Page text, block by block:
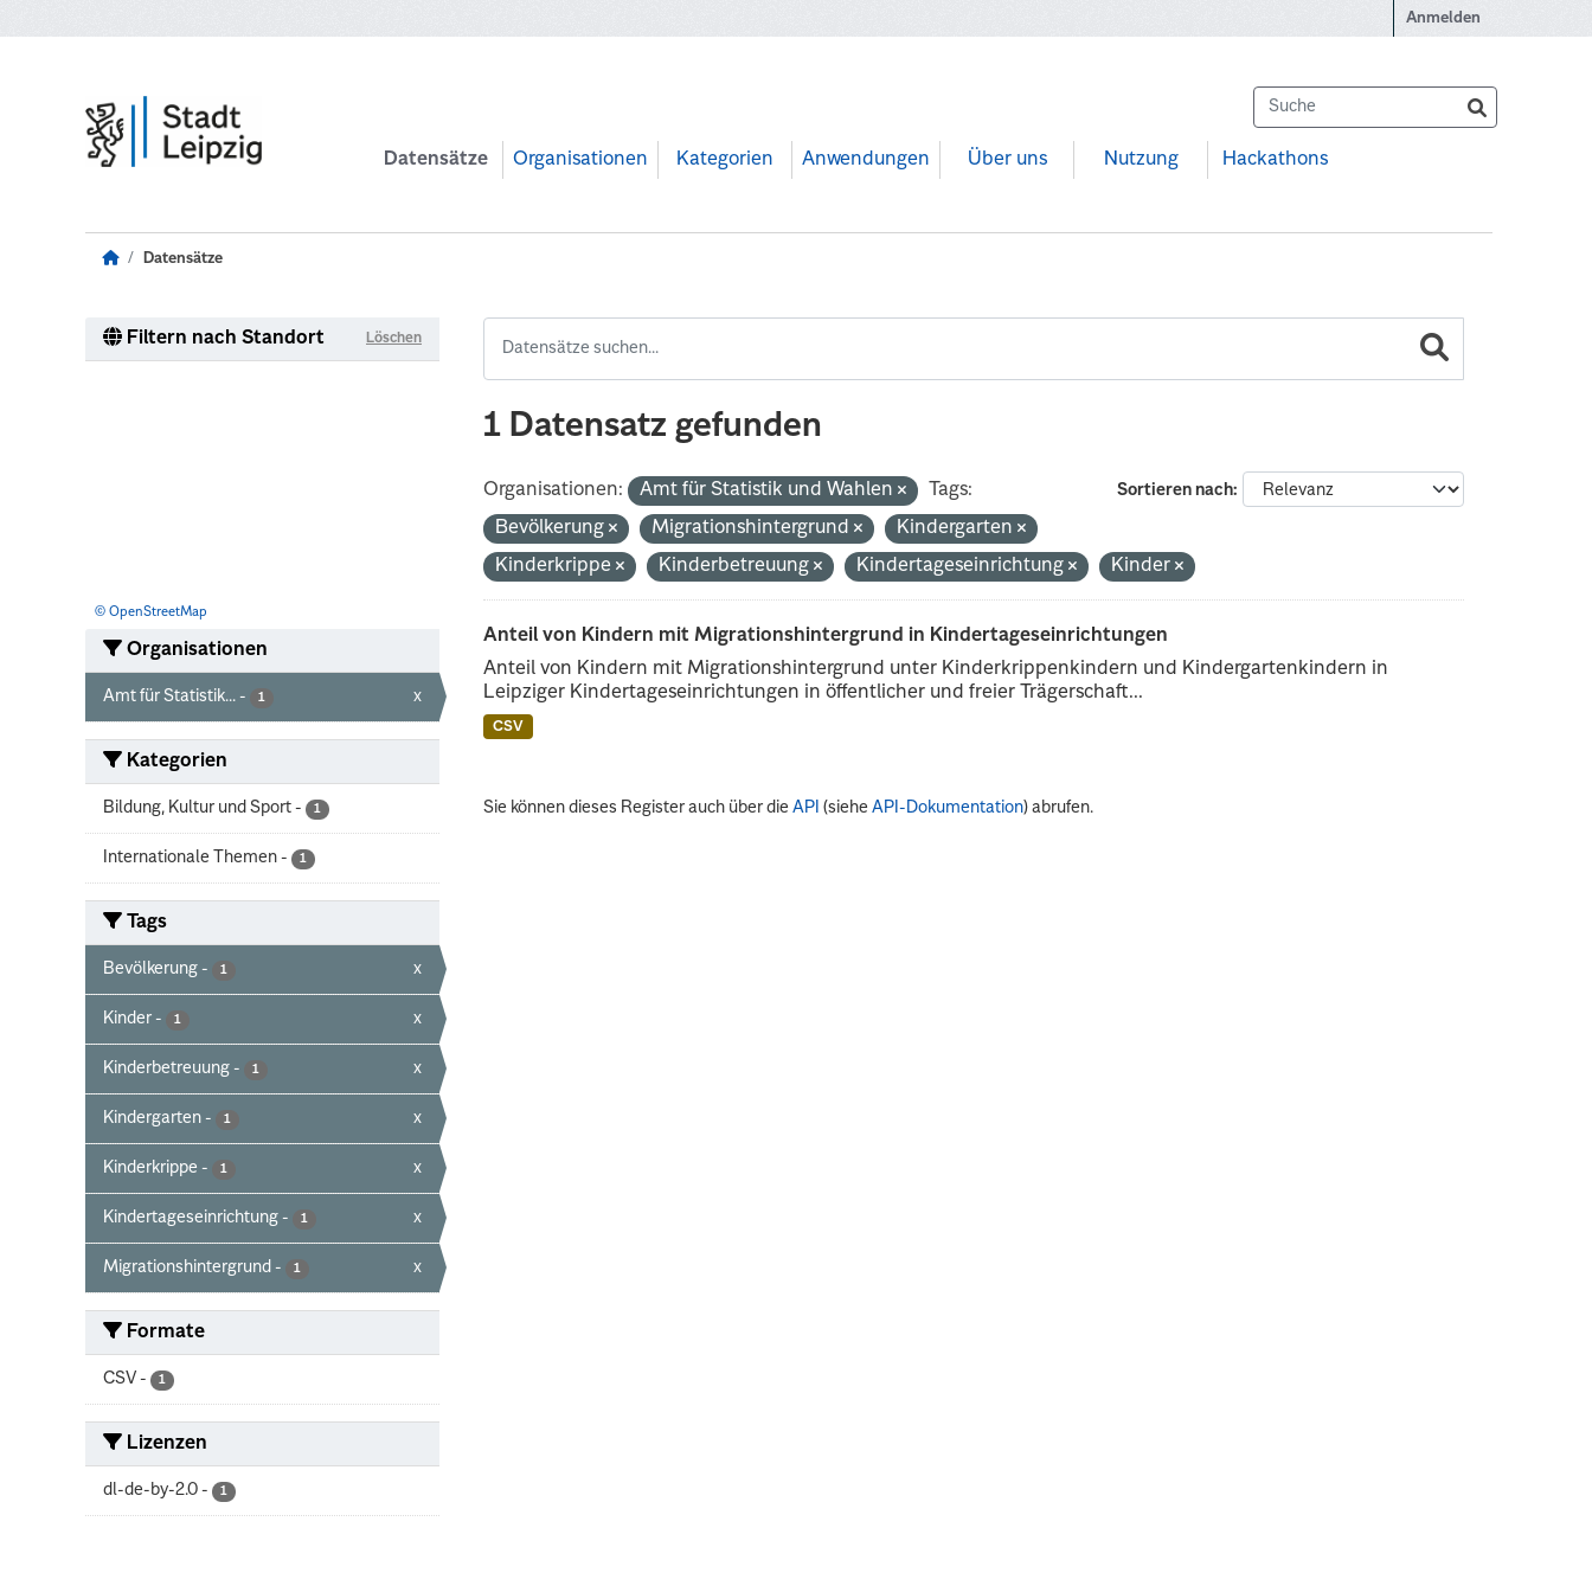
Anmelden
Datensätze Organisationen Kategorien Anwendungen Über uns Nutzung Hackathons
Datensätze
Filtern nach Standort Löschen
© OpenStreetMap
Organisationen
Amt für Statistik... - 1 x
Kategorien
Bildung, Kultur und Sport - 1
Internationale Themen - 1
Tags
Bevölkerung - 1 x
Kinder - 1 x
Kinderbetreuung - 1 x
Kindergarten - 1 x
Kinderkrippe - 1 x
Kindertageseinrichtung - 1 x
Migrationshintergrund - 1 x
Formate
CSV - 1
Lizenzen
dl-de-by-2.0 - 1
1 Datensatz gefunden
Sortieren nach
Organisationen: Amt für Statistik und Wahlen
Tags:
Bevölkerung
Migrationshintergrund
Kindergarten
Kinderkrippe
Kinderbetreuung Kindertageseinrichtung Kinder
Anteil von Kindern mit Migrationshintergrund in Kindertageseinrichtungen
Anteil von Kindern mit Migrationshintergrund unter Kinderkrippenkindern und Kindergartenkindern in
Leipziger Kindertageseinrichtungen in öffentlicher und freier Trägerschaft...
CSV
Sie können dieses Register auch über dieAPI (sieheAPI-Dokumentation) abrufen.